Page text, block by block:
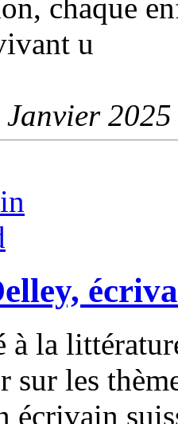
chaque
u
Janvier
la
sur les
écrivain